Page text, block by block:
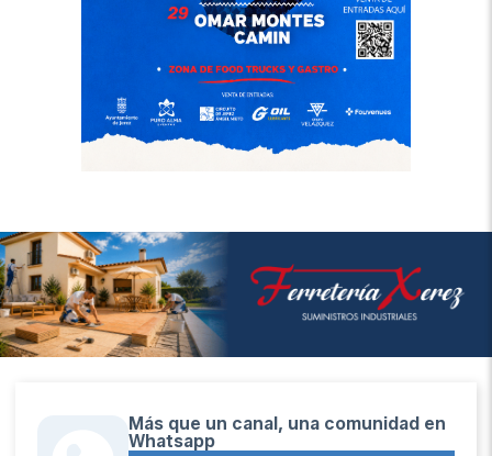
Más que un canal, una comunidad en
Whatsapp